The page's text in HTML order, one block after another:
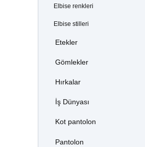
Elbise renkleri
Elbise stilleri
Etekler
Gömlekler
Hırkalar
İş Dünyası
Kot pantolon
Pantolon